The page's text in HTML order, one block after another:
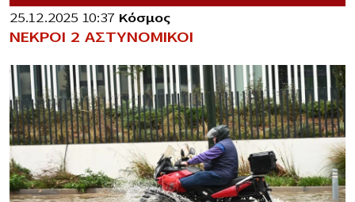
25.12.2025 10:37 Κόσμος
ΝΕΚΡΟΙ 2 ΑΣΤΥΝΟΜΙΚΟΙ